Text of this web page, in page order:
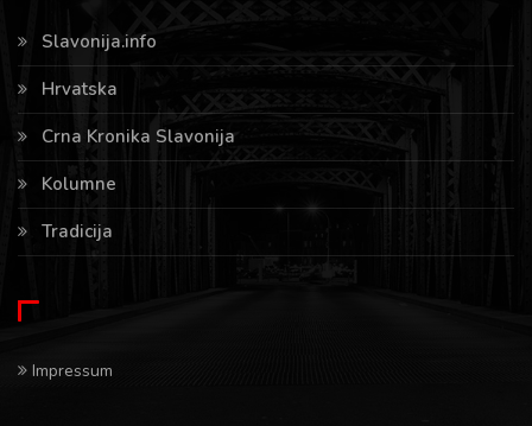
Slavonija.info
Hrvatska
Crna Kronika Slavonija
Kolumne
Tradicija
Impressum